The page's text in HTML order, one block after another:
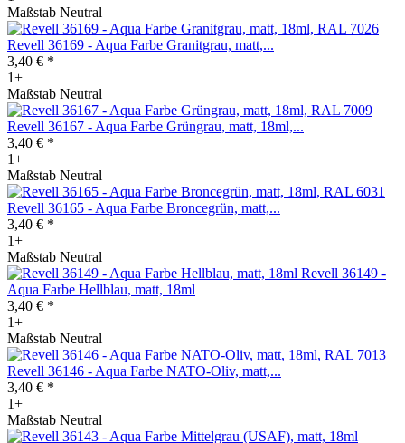
Maßstab Neutral
Revell 36169 - Aqua Farbe Granitgrau, matt,...
3,40 € *
1+
Maßstab Neutral
Revell 36167 - Aqua Farbe Grüngrau, matt, 18ml,...
3,40 € *
1+
Maßstab Neutral
Revell 36165 - Aqua Farbe Broncegrün, matt,...
3,40 € *
1+
Maßstab Neutral
Revell 36149 -
Aqua Farbe Hellblau, matt, 18ml
3,40 € *
1+
Maßstab Neutral
Revell 36146 - Aqua Farbe NATO-Oliv, matt,...
3,40 € *
1+
Maßstab Neutral